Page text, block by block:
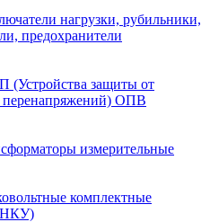
нагрузки, рубильники,
предохранители
(Устройства защиты от
перенапряжений) ОПВ
измерительные
комплектные